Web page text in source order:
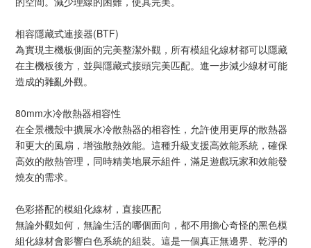
相容隱藏式連接器(BTF)
為實現主機板側面的完美整潔外觀，所有模組化線材都可以隱藏
在主機板後方，並與隱藏式接頭完美匹配。進一步減少線材可能
造成的雜亂外觀。
80mm水冷散熱器相容性
在全景機殼中擴展水冷散熱器的相容性，允許使用更厚的散熱器
和更大的風扇，增強散熱效能。這種升級支援高效能系統，確保
高效的散熱管理，同時精美地展示組件，滿足遊戲玩家和效能發
燒友的需求。
色彩搭配的模組化線材，直接匹配
無論外觀如何，無論生活的哪個面向，都不用擔心奇怪的黑色模
組化線材會影響白色系統的組裝。這是一個真正無邊界、乾淨的